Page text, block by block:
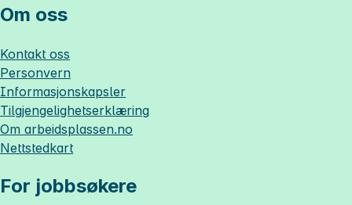
Om oss
Kontakt oss
Personvern
Informasjonskapsler
Tilgjengelighetserklæring
Om arbeidsplassen.no
Nettstedkart
For jobbsøkere